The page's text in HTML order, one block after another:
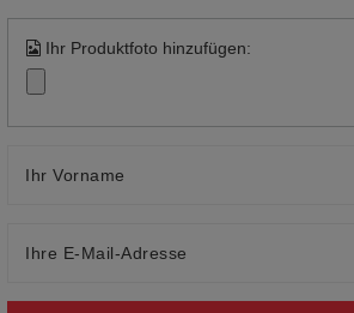
Ihr Produktfoto hinzufügen:
Ihr Vorname
Ihre E-Mail-Adresse